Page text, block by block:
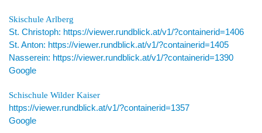
Skischule Arlberg
St. Christoph: https://viewer.rundblick.at/v1/?containerid=1406
St. Anton: https://viewer.rundblick.at/v1/?containerid=1405
Nasserein: https://viewer.rundblick.at/v1/?containerid=1390
Google
Schischule Wilder Kaiser
https://viewer.rundblick.at/v1/?containerid=1357
Google